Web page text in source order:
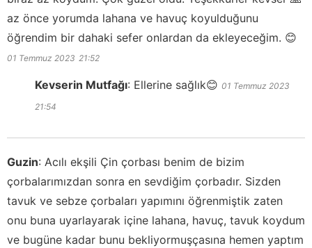
az önce yorumda lahana ve havuç koyulduğunu
öğrendim bir dahaki sefer onlardan da ekleyeceğim. 😊
01 Temmuz 2023 21:52
Kevserin Mutfağı: Ellerine sağlık😊 01 Temmuz 2023
21:54
Guzin: Acılı ekşili Çin çorbası benim de bizim
çorbalarımızdan sonra en sevdiğim çorbadır. Sizden
tavuk ve sebze çorbaları yapımını öğrenmiştik zaten
onu buna uyarlayarak içine lahana, havuç, tavuk koydum
ve bugüne kadar bunu bekliyormuşçasına hemen yaptım